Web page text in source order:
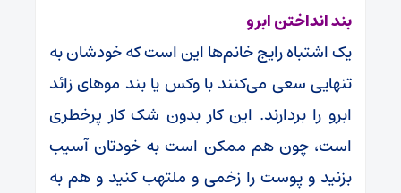
بند انداختن ابرو
یک اشتباه رایج خانم‌ها این است که خودشان به
تنهایی سعی می‌کنند با وکس یا بند موهای زائد
ابرو را بردارند. این کار بدون شک کار پرخطری
است، چون هم ممکن است به خودتان آسیب
بزنید و پوست را زخمی و ملتهب کنید و هم به